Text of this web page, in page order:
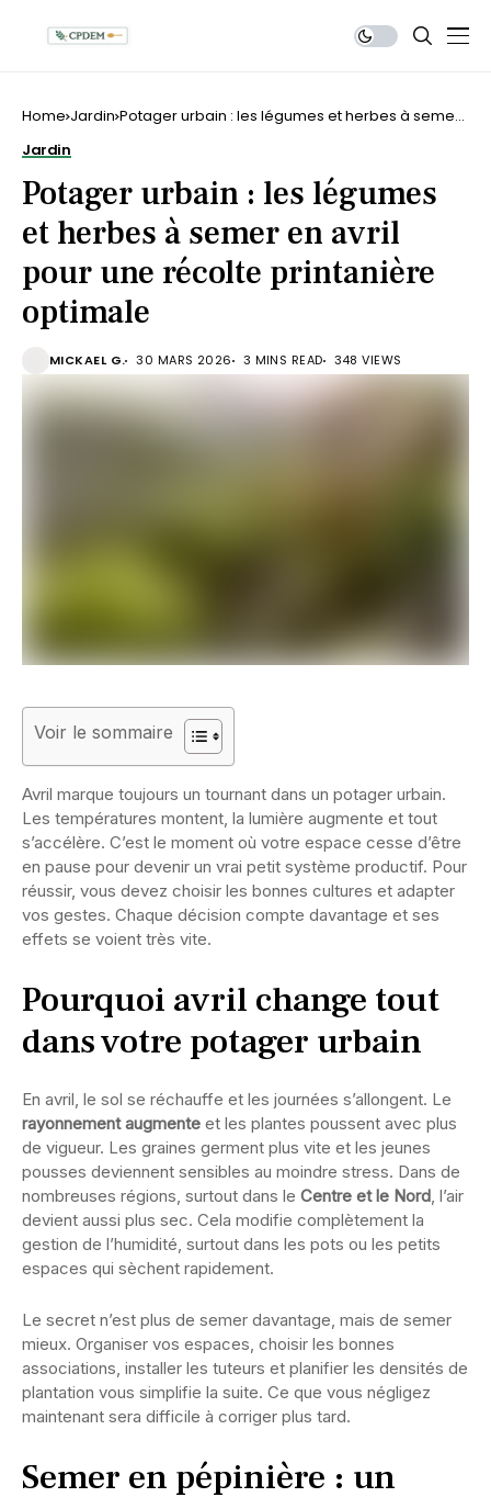
Home Jardin Potager urbain : les légumes et herbes à semer
Jardin
Potager urbain : les légumes
et herbes à semer en avril
pour une récolte printanière
optimale
MICKAEL G. 30 MARS 2026 3 MINS READ 348 VIEWS
Voir le sommaire
Avril marque toujours un tournant dans un potager urbain.
Les températures montent, la lumière augmente et tout
s’accélère. C’est le moment où votre espace cesse d’être
en pause pour devenir un vrai petit système productif. Pour
réussir, vous devez choisir les bonnes cultures et adapter
vos gestes. Chaque décision compte davantage et ses
effets se voient très vite.
Pourquoi avril change tout
dans votre potager urbain
En avril, le sol se réchauffe et les journées s’allongent. Le
rayonnement augmente et les plantes poussent avec plus
de vigueur. Les graines germent plus vite et les jeunes
pousses deviennent sensibles au moindre stress. Dans de
nombreuses régions, surtout dans le Centre et le Nord, l’air
devient aussi plus sec. Cela modifie complètement la
gestion de l’humidité, surtout dans les pots ou les petits
espaces qui sèchent rapidement.
Le secret n’est plus de semer davantage, mais de semer
mieux. Organiser vos espaces, choisir les bonnes
associations, installer les tuteurs et planifier les densités de
plantation vous simplifie la suite. Ce que vous négligez
maintenant sera difficile à corriger plus tard.
Semer en pépinière : un